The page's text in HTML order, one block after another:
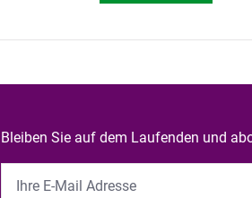
Bleiben Sie auf dem Laufenden und